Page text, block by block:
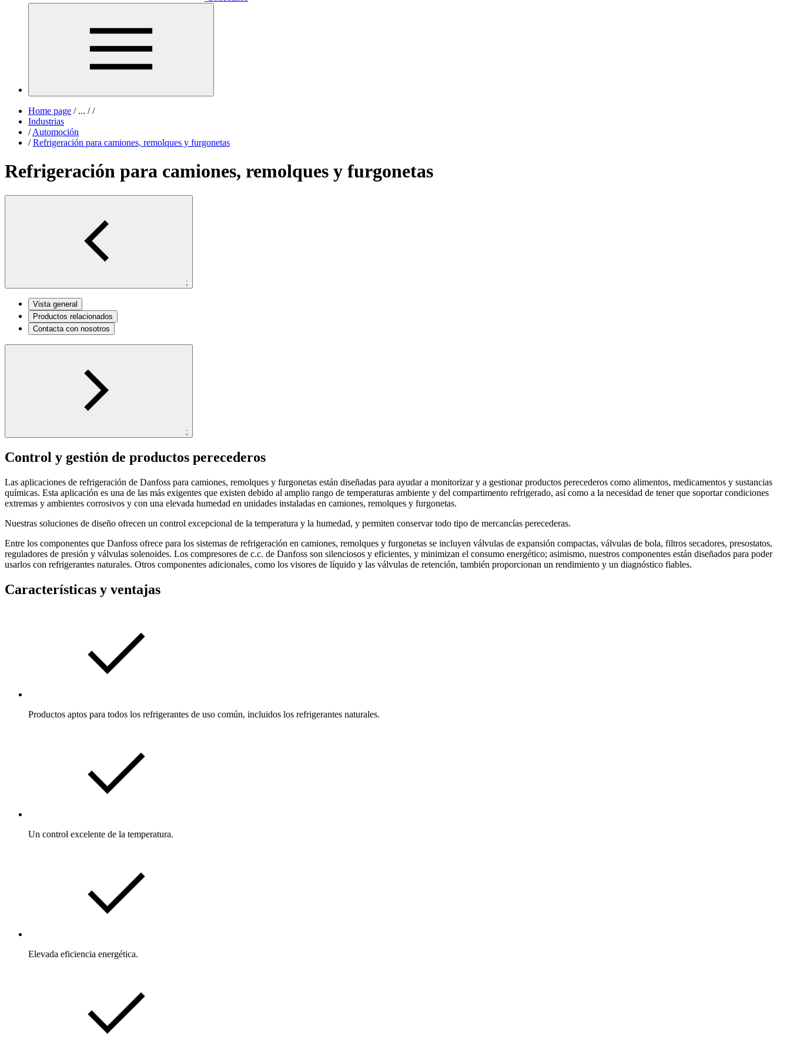
Home page /... / /
Industrias
/ Automoción
/ Refrigeración para camiones, remolques y furgonetas
Refrigeración para camiones, remolques y furgonetas
;
Vista general
Productos relacionados
Contacta con nosotros
;
Control y gestión de productos perecederos
Las aplicaciones de refrigeración de Danfoss para camiones, remolques y furgonetas están diseñadas para ayudar a monitorizar y a gestionar productos perecederos como alimentos, medicamentos y sustancias
químicas. Esta aplicación es una de las más exigentes que existen debido al amplio rango de temperaturas ambiente y del compartimento refrigerado, así como a la necesidad de tener que soportar condiciones
extremas y ambientes corrosivos y con una elevada humedad en unidades instaladas en camiones, remolques y furgonetas.
Nuestras soluciones de diseño ofrecen un control excepcional de la temperatura y la humedad, y permiten conservar todo tipo de mercancías perecederas.
Entre los componentes que Danfoss ofrece para los sistemas de refrigeración en camiones, remolques y furgonetas se incluyen válvulas de expansión compactas, válvulas de bola, filtros secadores, presostatos,
reguladores de presión y válvulas solenoides. Los compresores de c.c. de Danfoss son silenciosos y eficientes, y minimizan el consumo energético; asimismo, nuestros componentes están diseñados para poder
usarlos con refrigerantes naturales. Otros componentes adicionales, como los visores de líquido y las válvulas de retención, también proporcionan un rendimiento y un diagnóstico fiables.
Características y ventajas
Productos aptos para todos los refrigerantes de uso común, incluidos los refrigerantes naturales.
Un control excelente de la temperatura.
Elevada eficiencia energética.